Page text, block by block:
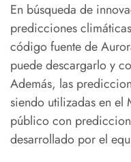
En búsqueda de
predicciones
código fuente de
puede descargarlo y
Además, las
siendo utilizadas en el
público con
desarrollado por el